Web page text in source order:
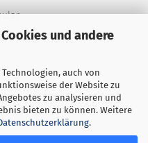
und andere
auch von
der Website zu
zu analysieren und
bieten zu können. Weitere
.